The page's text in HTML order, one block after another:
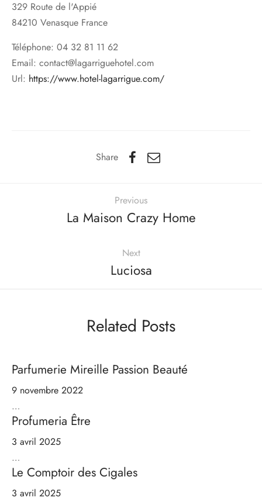
329 Route de l'Appié
84210 Venasque France
Téléphone: 04 32 81 11 62
Email: contact@lagarriguehotel.com
Url: https://www.hotel-lagarrigue.com/
Share
Previous
La Maison Crazy Home
Next
Luciosa
Related Posts
Parfumerie Mireille Passion Beauté
9 novembre 2022
…
Profumeria Être
3 avril 2025
…
Le Comptoir des Cigales
3 avril 2025